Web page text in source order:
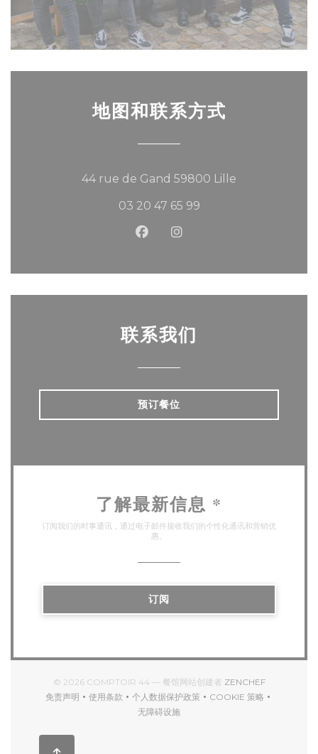
地图和联系方式
44 rue de Gand 59800 Lille
03 20 47 65 99
Facebook ((在新窗口中打开))
Instagram ((在新窗口
联系我们
预订餐位
了解最新信息 *
订阅我们的时事通讯，通过电子邮件接收我们的个性化通讯和营销优
惠。
订阅
© 2026 COMPTOIR 44 — 餐馆网站创建者 ZENCHEF((在新窗口中
免责声明
((在新窗口中打开))
使用条款
((在新窗口中打开))
个人数据保护政策
((在新窗口中打开))
COOKIE 策略
((在新窗口中打开))
无障碍设施
((在新窗口中打开))